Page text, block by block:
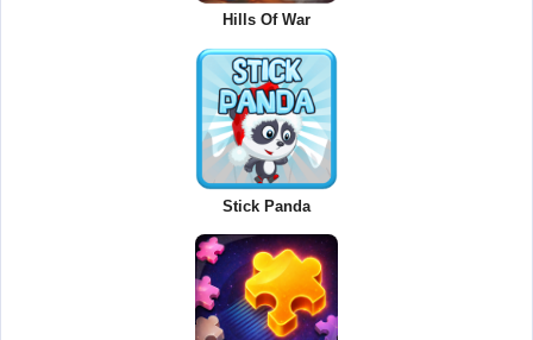
Hills Of War
Stick Panda